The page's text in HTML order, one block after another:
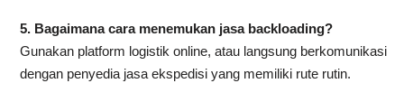
5. Bagaimana cara menemukan jasa backloading?
Gunakan platform logistik online, atau langsung berkomunikasi
dengan penyedia jasa ekspedisi yang memiliki rute rutin.